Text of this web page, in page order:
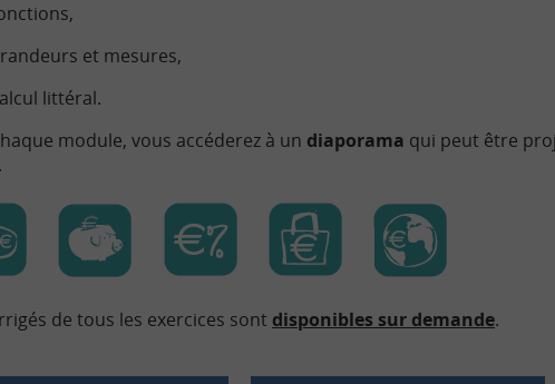
et mesures,
littéral.
module, vous accéderez à un diaporama qui peut être
de tous les exercices sont disponibles sur demande.